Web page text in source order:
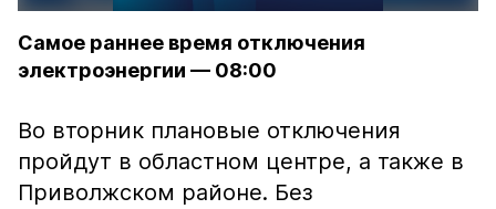
Самое раннее время отключения
электроэнергии — 08:00
Во вторник плановые отключения
пройдут в областном центре, а также в
Приволжском районе. Без